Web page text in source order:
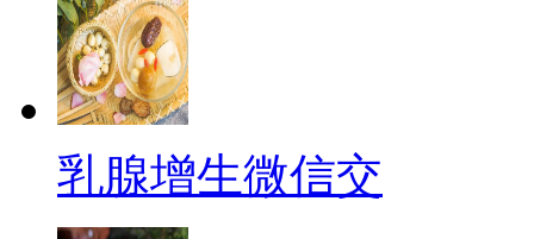
乳腺增生微信交